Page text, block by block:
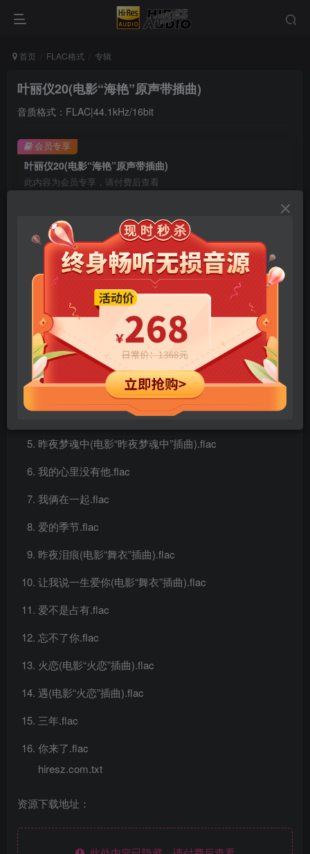
首页 FLAC格式 专辑
叶丽仪20(电影“海艳”原声带插曲)
音质格式：FLAC|44.1kHz/16bit
叶丽仪20(电影“海艳”原声带插曲)
此内容为会员专享，请付费后查看
9.9 99
年卡会员 免费 永久会员
立即购买
您当前未登录！建议登陆后购买，可保存购买订单
会员专享
海艳(电影“海艳”主题曲).flac
因为我有了你的爱(电影“冷面虎”插曲).flac
可知道什么是悲伤(电影“冷面虎”插曲).flac
香港假期.flac
昨夜梦魂中(电影“昨夜梦魂中”插曲).flac
我的心里没有他.flac
我俩在一起.flac
爱的季节.flac
昨夜泪痕(电影“舞衣”插曲).flac
让我说一生爱你(电影“舞衣”插曲).flac
爱不是占有.flac
忘不了你.flac
火恋(电影“火恋”插曲).flac
遇(电影“火恋”插曲).flac
三年.flac
你来了.flac
hiresz.com.txt
资源下载地址：